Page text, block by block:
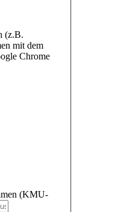
(z.B.
mit dem
Chrome
(KMU-